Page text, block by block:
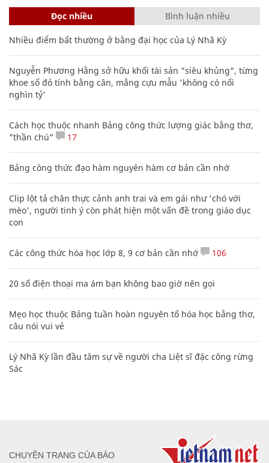
Đọc nhiều Bình luận nhiều
Nhiều điểm bất thường ở bằng đại học của Lý Nhã Kỳ
Nguyễn Phương Hằng sở hữu khối tài sản "siêu khủng", từng
khoe sổ đỏ tính bằng cân, mắng cựu mẫu 'không có nổi
nghìn tỷ'
Cách học thuộc nhanh Bảng công thức lượng giác bằng thơ,
"thần chú"
17
Bảng công thức đạo hàm nguyên hàm cơ bản cần nhớ
Clip lột tả chân thực cảnh anh trai và em gái như 'chó với
mèo', người tinh ý còn phát hiện một vấn đề trong giáo dục
con
Các công thức hóa học lớp 8, 9 cơ bản cần nhớ 106
20 số điện thoại ma ám bạn không bao giờ nên gọi
Mẹo học thuộc Bảng tuần hoàn nguyên tố hóa học bằng thơ,
câu nói vui vẻ
Lý Nhã Kỳ lần đầu tâm sự về người cha Liệt sĩ đặc công rừng
Sác
CHUYÊN TRANG CỦA BÁO